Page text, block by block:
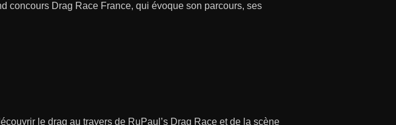
concours Drag Race France, qui évoque son parcours, ses
le drag au travers de RuPaul’s Drag Race et de la scène